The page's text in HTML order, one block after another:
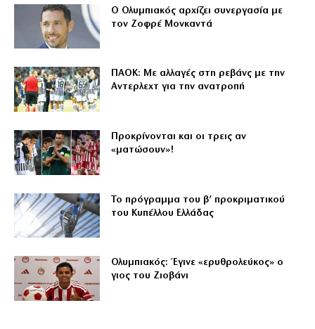
Ο Ολυμπιακός αρχίζει συνεργασία με
τον Ζοφρέ Μονκαντά
ΠΑΟΚ: Με αλλαγές στη ρεβάνς με την
Αντερλεχτ για την ανατροπή
Προκρίνονται και οι τρεις αν
«ματώσουν»!
Το πρόγραμμα του β’ προκριματικού
του Κυπέλλου Ελλάδας
Ολυμπιακός: Έγινε «ερυθρολεύκος» ο
γιος του Ζιοβάνι